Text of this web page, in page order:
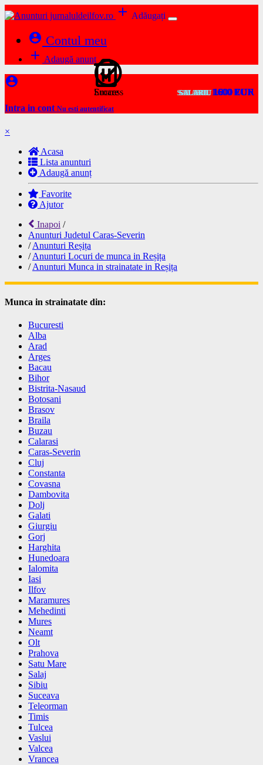
add Adăugați
account_circle Contul meu
add Adaugă anunț
account_circle
Intra in cont Nu esti autentificat
×
Acasa
Lista anunturi
Adaugă anunț
Favorite
Ajutor
Inapoi /
Anunturi Judetul Caras-Severin
/Anunturi Reșița
/Anunturi Locuri de munca in Reșița
/Anunturi Munca in strainatate in Reșița
Success
Eroare
Munca in strainatate din:
Bucuresti
Alba
Arad
Arges
Bacau
Bihor
Bistrita-Nasaud
Botosani
Brasov
Braila
Buzau
Calarasi
Caras-Severin
Cluj
Constanta
Covasna
Dambovita
Dolj
Galati
Giurgiu
Gorj
Harghita
Hunedoara
Ialomita
Iasi
Ilfov
Maramures
Mehedinti
Mures
Neamt
Olt
Prahova
Satu Mare
Salaj
Sibiu
Suceava
Teleorman
Timis
Tulcea
Vaslui
Valcea
Vrancea
SALARIU1600 EUR
SALARIU1600 EUR
SALARIU1600 RON
SALARIU1.600 EUR
SALARIU1600 EUR
SALARIU1800 EUR
SALARIU1600 EUR
SALARIU1600 EUR